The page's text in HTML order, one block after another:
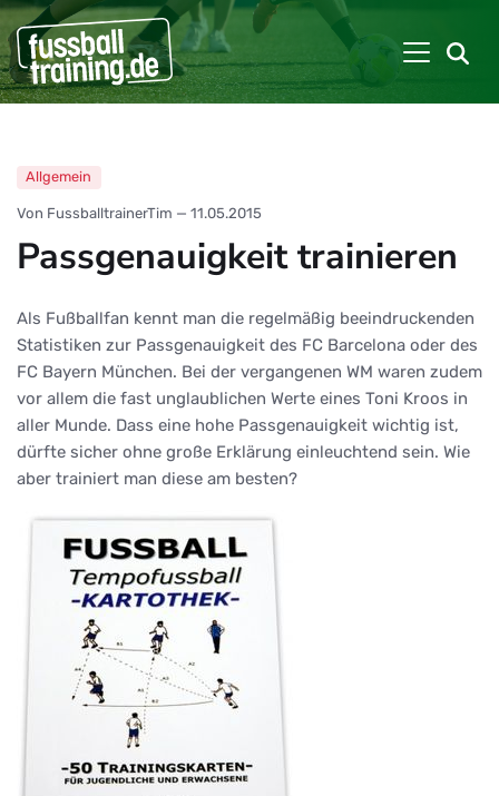
Allgemein
Von FussballtrainerTim — 11.05.2015
Passgenauigkeit trainieren
Als Fußballfan kennt man die regelmäßig beeindruckenden
Statistiken zur Passgenauigkeit des FC Barcelona oder des
FC Bayern München. Bei der vergangenen WM waren zudem
vor allem die fast unglaublichen Werte eines Toni Kroos in
aller Munde. Dass eine hohe Passgenauigkeit wichtig ist,
dürfte sicher ohne große Erklärung einleuchtend sein. Wie
aber trainiert man diese am besten?